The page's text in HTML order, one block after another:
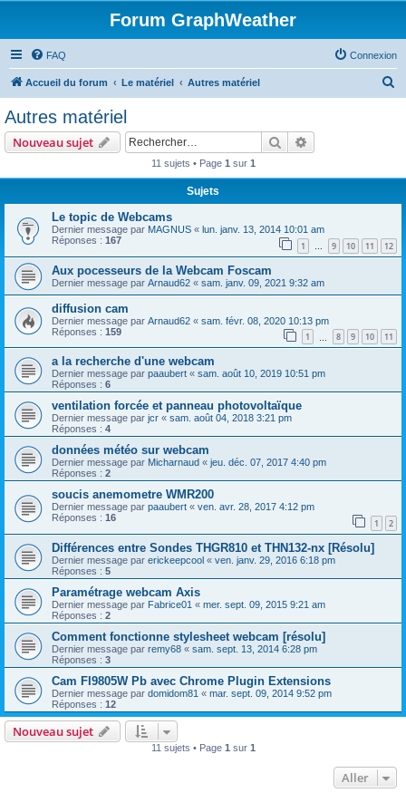
Forum GraphWeather
FAQ Connexion
Accueil du forum Le matériel Autres matériel
e
Autres matériel
Nouveau sujet Rechercher
11 sujets • Page 1 sur 1
Sujets
Le topic de Webcams
Dernier message par MAGNUS « lun. janv. 13, 2014 10:01 am
Réponses : 167 1 … 9 10 11 12
Aux pocesseurs de la Webcam Foscam
Dernier message par Arnaud62 « sam. janv. 09, 2021 9:32 am
diffusion cam
Dernier message par Arnaud62 « sam. févr. 08, 2020 10:13 pm
Réponses : 159 1 8 9 10 11
a la recherche d'une webcam
Dernier message par paaubert « sam. août 10, 2019 10:51 pm
Réponses : 6
ventilation forcée et panneau photovoltaïque
Dernier message par jcr « sam. août 04, 2018 3:21 pm
Réponses : 4
données météo sur webcam
Dernier message par Micharnaud « jeu. déc. 07, 2017 4:40 pm
Réponses : 2
soucis anemometre WMR200
Dernier message par paaubert « ven. avr. 28, 2017 4:12 pm
Réponses : 16 1 2
Différences entre Sondes THGR810 et THN132-nx [Résolu]
Dernier message par erickeepcool « ven. janv. 29, 2016 6:18 pm
Réponses : 5
Paramétrage webcam Axis
Dernier message par Fabrice01 « mer. sept. 09, 2015 9:21 am
Réponses : 2
Comment fonctionne stylesheet webcam [résolu]
Dernier message par remy68 « sam. sept. 13, 2014 6:28 pm
Réponses : 3
Cam FI9805W Pb avec Chrome Plugin Extensions
Dernier message par domidom81 « mar. sept. 09, 2014 9:52 pm
Réponses : 12
Nouveau sujet
11 sujets • Page 1 sur 1
Aller